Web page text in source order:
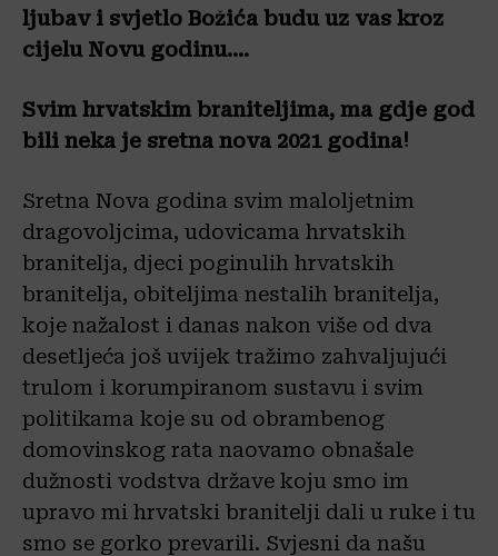
ljubav i svjetlo Božića budu uz vas kroz
cijelu Novu godinu….
Svim hrvatskim braniteljima, ma gdje god
bili neka je sretna nova 2021 godina!
Sretna Nova godina svim maloljetnim
dragovoljcima, udovicama hrvatskih
branitelja, djeci poginulih hrvatskih
branitelja, obiteljima nestalih branitelja,
koje nažalost i danas nakon više od dva
desetljeća još uvijek tražimo zahvaljujući
trulom i korumpiranom sustavu i svim
politikama koje su od obrambenog
domovinskog rata naovamo obnašale
dužnosti vodstva države koju smo im
upravo mi hrvatski branitelji dali u ruke i tu
smo se gorko prevarili. Svjesni da našu